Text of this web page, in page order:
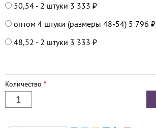
50,54 - 2 штуки 3 333 ₽
оптом 4 штуки (размеры 48-54) 5 796 ₽
48,52 - 2 штуки 3 333 ₽
Количество *